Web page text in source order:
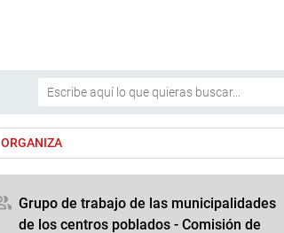
ORGANIZA
Grupo de trabajo de las municipalidades
de los centros poblados - Comisión de